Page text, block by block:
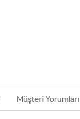
Müşteri Yorumları